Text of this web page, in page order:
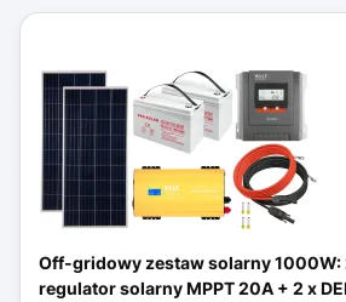
Off-gridowy zestaw solarny 1000W:
regulator solarny MPPT 20A + 2 x